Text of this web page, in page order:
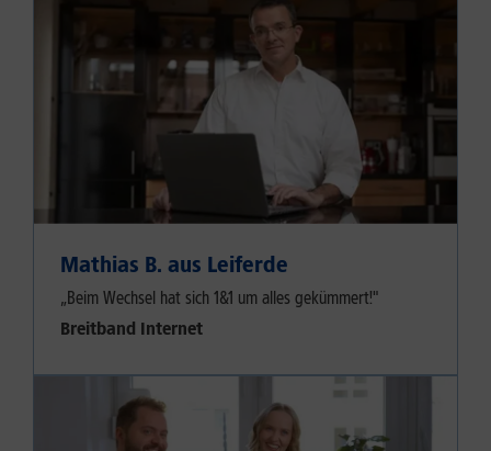
Mathias B. aus Leiferde
„Beim Wechsel hat sich 1&1 um alles gekümmert!"
Breitband Internet